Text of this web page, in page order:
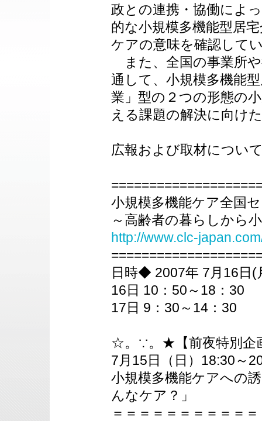
政との連携・協働によ
的な小規模多機能型居
ケアの意味を確認して
また、全国の事業所
通して、小規模多機能
業」型の２つの形態の
える課題の解決に向け
広報および取材につい
小規模多機能ケア全国
～高齢者の暮らしから
http://www.clc-
日時◆ 2007年 7月16日(
16日 10：50～18：30
17日 9：30～14：30
☆。∵。★【前夜特別
7月15日（日）18:30～
小規模多機能ケアへの
んなケア？」
＝＝＝＝＝＝＝＝＝＝